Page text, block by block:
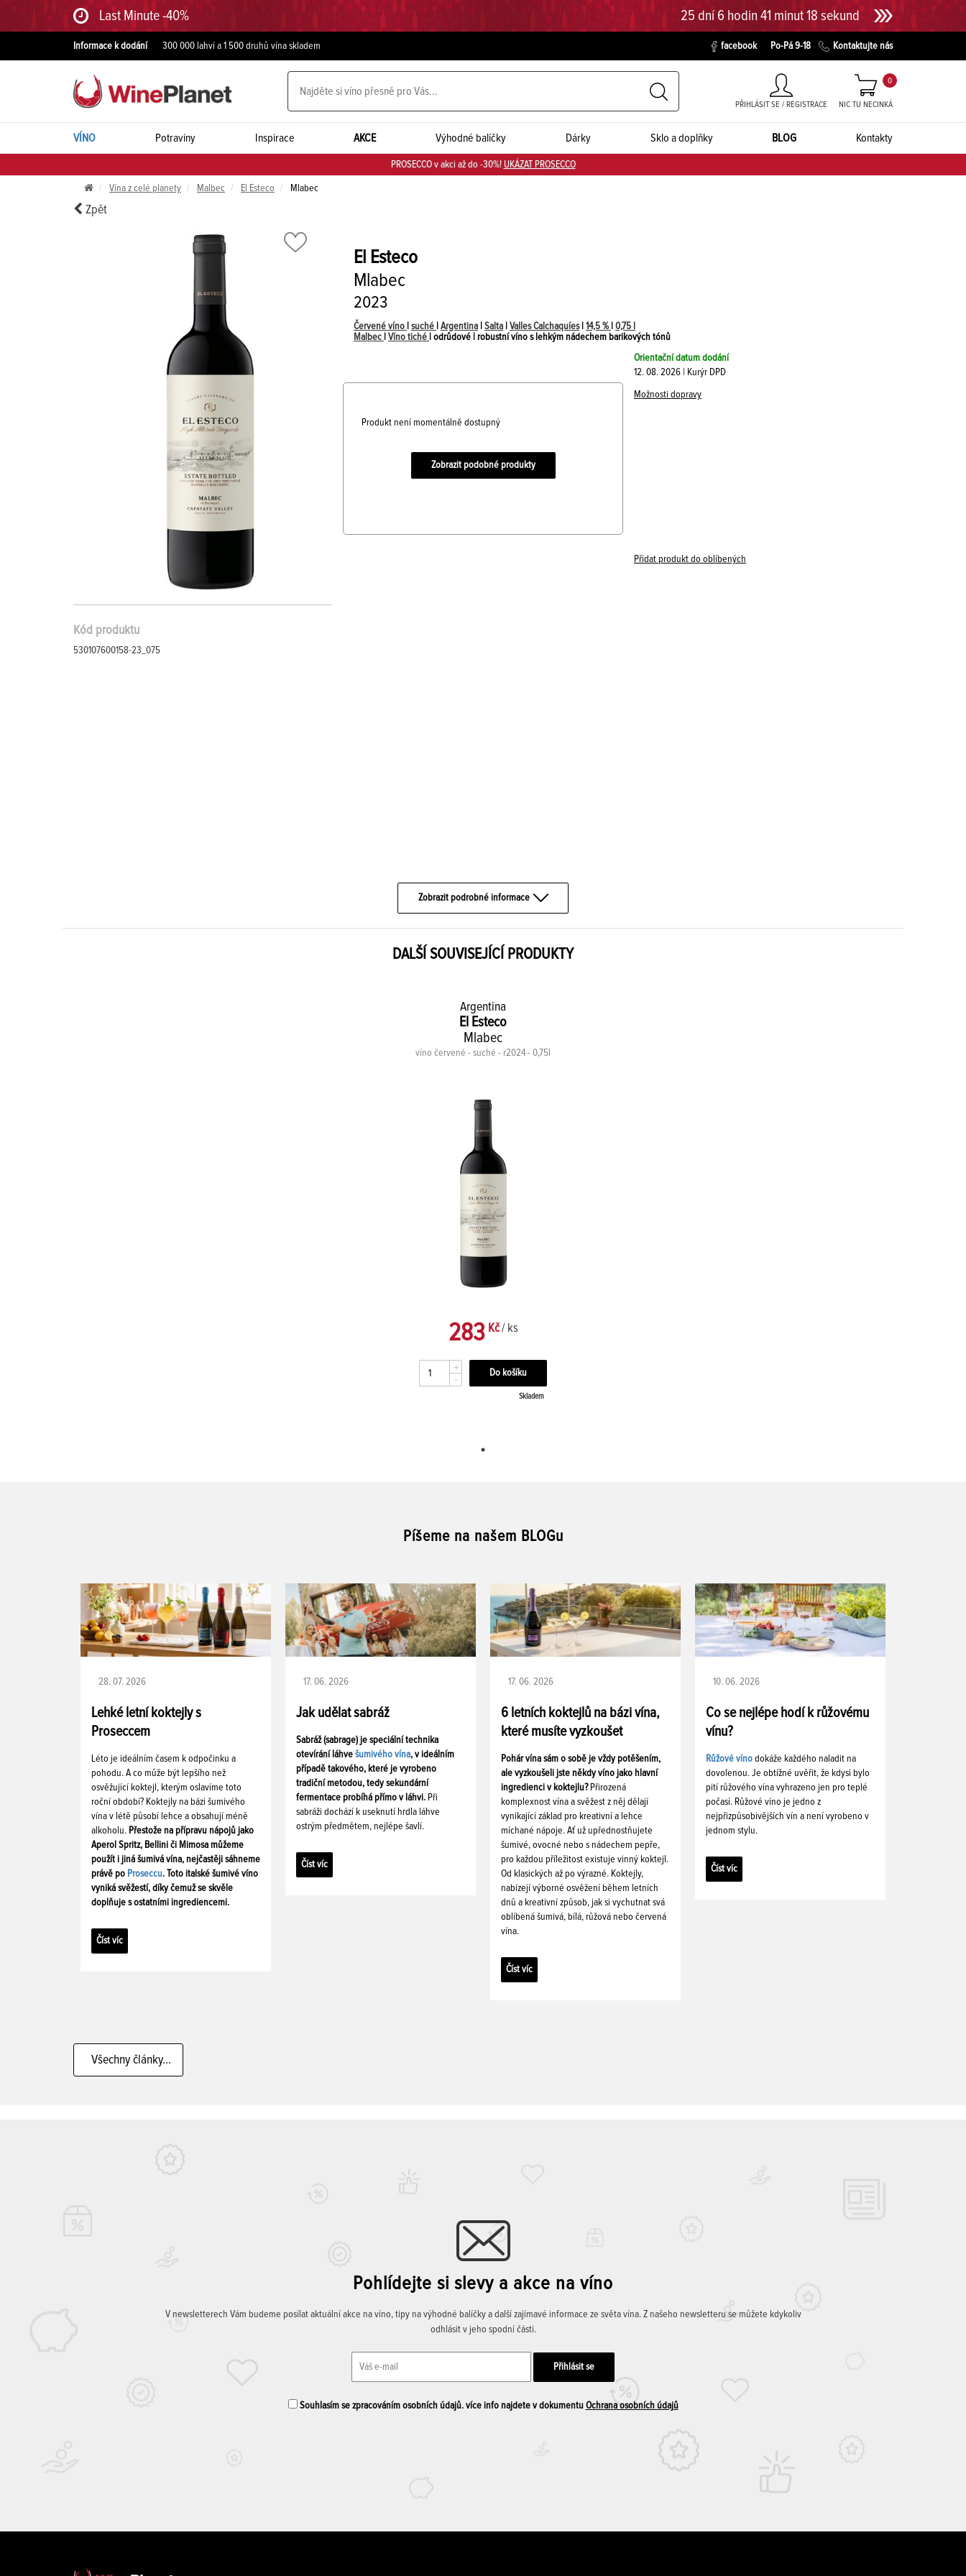
Last Minute -40% 25 dní 6 hodin 41 minut 17 sekund
Informace k dodání 300 000 lahví a 1 500 druhů vína skladem facebook Po-Pá 9-18 Kontaktujte nás
PŘIHLÁSIT SE / REGISTRACE NIC TU NECINKÁ
0
VÍNO Potraviny Inspirace AKCE Výhodné balíčky Dárky Sklo a doplňky BLOG Kontakty
PROSECCO v akci až do -30%! UKÁZAT PROSECCO
Vína z celé planety Malbec El Esteco Mlabec
Zpět
El Esteco
Mlabec
2023
Červené víno suché Argentina Salta Valles Calchaquíes| 14,5 % 0,75 l
Malbec
Víno tiché | odrůdové | robustní víno s lehkým nádechem barikových tónů
Produkt není momentálně dostupný
Zobrazit podobné produkty
Orientační datum dodání
12. 08. 2026 | Kurýr DPD
Možnosti dopravy
Přidat produkt do oblíbených
Kód produktu
530107600158-23_075
Zobrazit podrobné informace
DALŠÍ SOUVISEJÍCÍ PRODUKTY
Argentina
El Esteco
Mlabec
víno červené - suché - r2024 - 0,75l
283 Kč/ ks
+
-
Skladem
Píšeme na našem BLOGu
28. 07. 2026
Lehké letní koktejly s
Proseccem
Léto je ideálním časem k odpočinku a
pohodu. A co může být lepšího než
osvěžující koktejl, kterým oslavíme toto
roční období? Koktejly na bázi šumivého
vína v létě působí lehce a obsahují méně
alkoholu. Přestože na přípravu nápojů jako
Aperol Spritz, Bellini či Mimosa můžeme
použít i jiná šumivá vína, nejčastěji sáhneme
právě po Proseccu. Toto italské šumivé víno
vyniká svěžestí, díky čemuž se skvěle
doplňuje s ostatními ingrediencemi.
Číst víc
17. 06. 2026
Jak udělat sabráž
Sabráž (sabrage) je speciální technika
otevírání láhve šumivého vína, v ideálním
případě takového, které je vyrobeno
tradiční metodou, tedy sekundární
fermentace probíhá přímo v láhvi. Při
sabráži dochází k useknutí hrdla láhve
ostrým předmětem, nejlépe šavlí.
Číst víc
17. 06. 2026
6 letních koktejlů na bázi vína,
které musíte vyzkoušet
Pohár vína sám o sobě je vždy potěšením,
ale vyzkoušeli jste někdy víno jako hlavní
ingredienci v koktejlu? Přirozená
komplexnost vína a svěžest z něj dělají
vynikající základ pro kreativní a lehce
míchané nápoje. Ať už upřednostňujete
šumivé, ovocné nebo s nádechem pepře,
pro každou příležitost existuje vinný koktejl.
Od klasických až po výrazné. Koktejly,
nabízejí výborné osvěžení během letních
dnů a kreativní způsob, jak si vychutnat svá
oblíbená šumivá, bílá, růžová nebo červená
vína.
Číst víc
10. 06. 2026
Co se nejlépe hodí k růžovému
vínu?
Růžové víno dokáže každého naladit na
dovolenou. Je obtížné uvěřit, že kdysi bylo
pití růžového vína vyhrazeno jen pro teplé
počasí. Růžové víno je jedno z
nejpřizpůsobivějších vín a není vyrobeno v
jednom stylu.
Číst víc
Všechny články...
Pohlídejte si slevy a akce na víno
V newsletterech Vám budeme posílat aktuální akce na víno, tipy na výhodné balíčky a další zajímavé informace ze světa vína. Z našeho newsletteru se můžete kdykoliv
odhlásit v jeho spodní části.
Souhlasím se zpracováním osobních údajů. více info najdete v dokumentu Ochrana osobních údajů